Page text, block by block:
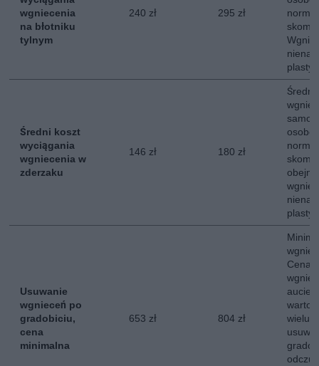
wgniecenia
na błotniku
tylnym
240 zł 295 zł
Średni koszt
wyciągania
wgniecenia w
zderzaku
146 zł 180 zł
Średni
Usuwanie
wgnieceń po
gradobiciu,
cena
minimalna
653 zł 804 zł
Cena
aucie
wielu